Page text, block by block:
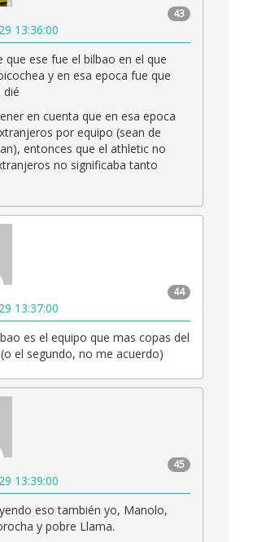
43
13:36:00
que ese fue el bilbao en el que
y en esa epoca fue que
dié
en cuenta que en esa epoca
por equipo (sean de
entonces que el athletic no
no significaba tanto
44
13:37:00
es el equipo que mas copas del
el segundo, no me acuerdo)
45
13:39:00
eso también yo, Manolo,
y pobre Llama.